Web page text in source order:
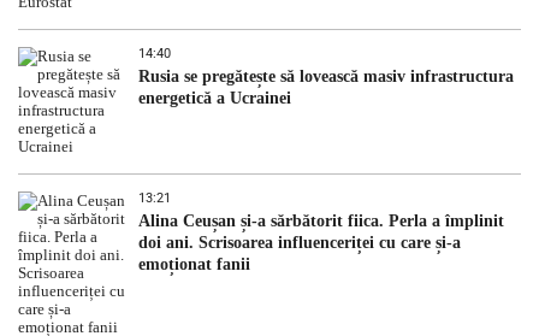
14:40
Rusia se pregătește să lovească masiv infrastructura
energetică a Ucrainei
13:21
Alina Ceușan și-a sărbătorit fiica. Perla a împlinit
doi ani. Scrisoarea influenceriței cu care și-a
emoționat fanii